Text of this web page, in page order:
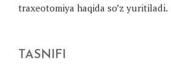
traxeotomiya haqida so’z yuritiladi.
TASNIFI